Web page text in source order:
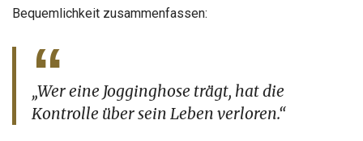
Bequemlichkeit zusammenfassen:
„Wer eine Jogginghose trägt, hat die
Kontrolle über sein Leben verloren.“